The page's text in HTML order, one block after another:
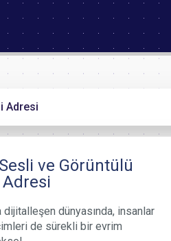
Adresi
ve Görüntülü
dijitalleşen dünyasında, insanlar
de sürekli bir evrim